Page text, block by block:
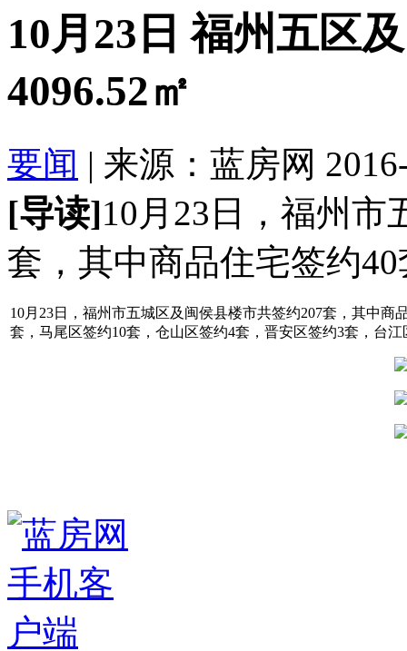
10月23日 福州五区
4096.52㎡
要闻 | 来源：蓝房网
[导读]10月23日，福州市
套，其中商品住宅签约
10月23日，福州市五城区及闽侯县楼市共签约207套，其中商
套，马尾区签约10套，仓山区签约4套，晋安区签约3套，台